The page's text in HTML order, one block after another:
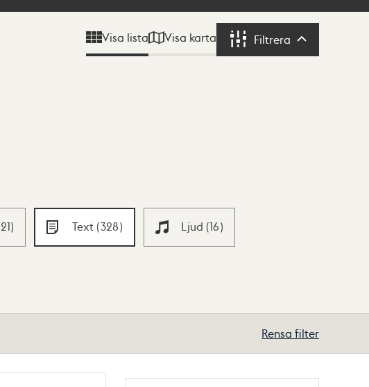
Visa lista Visa karta Filtrera Filtrera
21) Text (328) Ljud (16)
Rensa filter